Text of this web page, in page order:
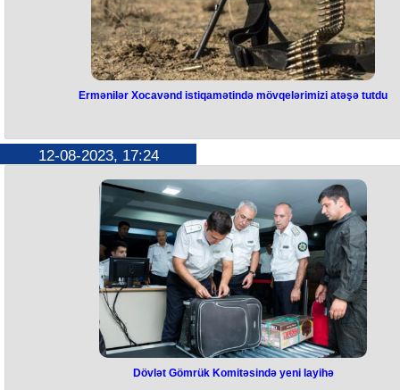
mövqelərimizi atəşə tutdu
yerləşdiyi Azərbaycan ərazisindəki qeyri-qanuni erməni silahlı
dəstələrinin üzvləri tərəfindən Ordumuzun Xocavənd rayonu
istiqamətində yerləşən mövqeləri atıcı silahlardan atəşə tutulub.
Bu barədə Müdafiə Nazirliyindən bildirilib.
Bölmələrimiz tərəfindən qeyd olunan istiqamətrdə adekvat cavab
tədbirləri görülüb.
Ermənilər Xocavənd istiqamətində mövqelərimizi atəşə tutdu
12-08-2023, 17:24
Dövlət Gömrük Komitəsində yeni layihə